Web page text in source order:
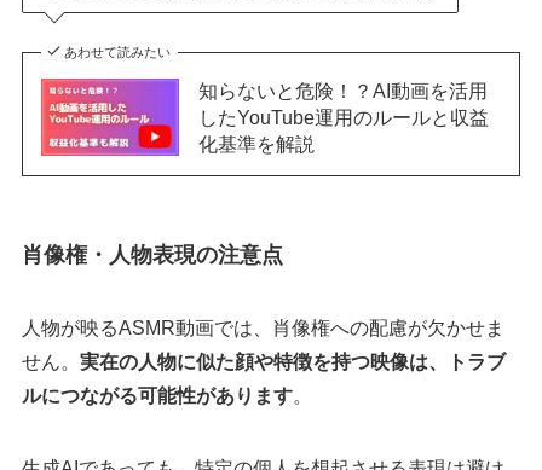
あわせて読みたい
知らないと危険！？AI動画を活用
したYouTube運用のルールと収益
化基準を解説
肖像権・人物表現の注意点
人物が映るASMR動画では、肖像権への配慮が欠かせま
せん。 実在の人物に似た顔や特徴を持つ映像は、トラブ
ルにつながる可能性があります。